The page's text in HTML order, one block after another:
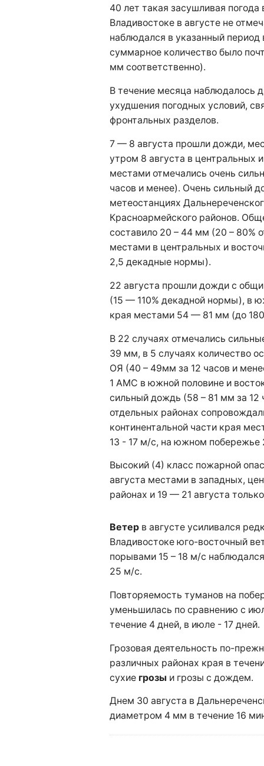
40 лет такая засушливая погода
Владивостоке в августе не
наблюдался в указанный период
суммарное количество было
мм соответственно).
В течение месяца наблюдалось
ухудшения погодных условий,
фронтальных разделов.
7 — 8 августа прошли дожди,
утром 8 августа в центральных
местами отмечались очень
часов и менее). Очень сильный
метеостанциях
Красноармейского районов.
составило 20 – 44 мм (20 – 80%
местами в центральных и
2,5 декадные нормы).
22 августа прошли дожди с
(15 — 110% декадной нормы), в
края местами 54 — 81 мм (до
В 22 случаях отмечались
39 мм, в 5 случаях количество
ОЯ (40 – 49мм за 12 часов и
1 АМС в южной половине и
сильный дождь (58 – 81 мм за 12
отдельных районах
континентальной части края
13 - 17 м/с, на южном побережье
Высокий (4) класс пожарной
августа местами в западных,
районах и 19 — 21 августа
Ветерв августе усиливался
Владивостоке юго-восточный
порывами 15 – 18 м/с
25 м/с.
Повторяемость туманов на
уменьшилась по сравнению с
течение 4 дней, в июле - 17 дней.
Грозовая деятельность по-
различных районах края в
сухие грозы и грозы с дождем.
Днем 30 августа в
диаметром 4 мм в течение 16